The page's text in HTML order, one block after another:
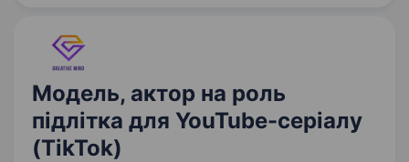
Модель, актор на роль
підлітка для YouTube-серіалу
(TikTok)